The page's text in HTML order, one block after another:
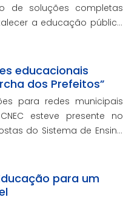
de soluções completas
a educação pública
que não
dos Prefeitos
educacionais
dos Prefeitos”
para redes municipais
esteve presente no
do Sistema de Ensino
escolar e parcerias
e
para um